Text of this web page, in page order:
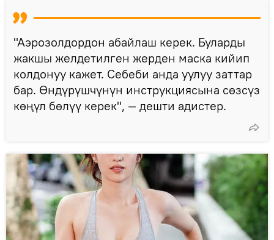
"Аэрозолдордон абайлаш керек. Буларды
жакшы желдетилген жерден маска кийип
колдонуу кажет. Себеби анда уулуу заттар
бар. Өндүрүшчүнүн инструкциясына сөзсүз
көңүл бөлүү керек", — дешти адистер.